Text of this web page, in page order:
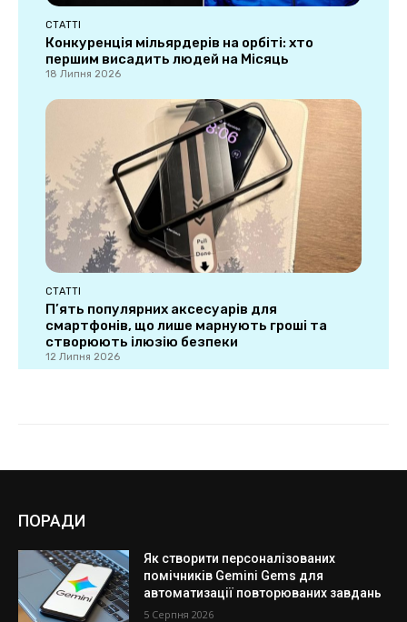
ПОРАДИ
Як створити персоналізованих
помічників Gemini Gems для
автоматизації повторюваних завдань
5 Серпня 2026